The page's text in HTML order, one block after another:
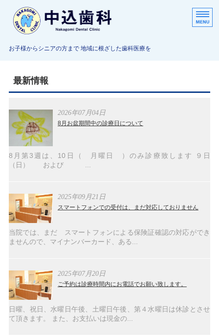
中込歯科医院｜むし歯・歯
お子様からシニアの方まで 地域に根ざした歯科医療を
診療内容
当院について
ご挨拶
施設基準
最新情報
2026年07月04日
8月お盆期間中の診療日について
8月第3週は、10日（ 月曜日 ）のみ診療致します ９日
（日） および ...
2025年09月21日
スマートフォンでの受付は、まだ対応しておりません
当院では、まだ スマートフォンによる保険証確認の対応ができ
ませんので、マイナンバーカード、ある...
2025年07月20日
ご予約は診療時間内にお電話でお願い致します。
日曜、祝日、水曜日午後、土曜日午後、第４水曜日は休診とさせ
て頂きます。 また、お支払いは現金の...